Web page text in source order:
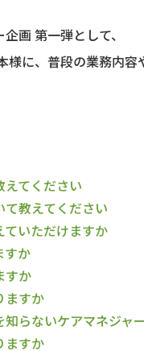
画 第一弾として、
に、普段の業務内
えてください
て教えてください
ていただけますか
すか
すか
ますか
らないケアマネジャ
ますか